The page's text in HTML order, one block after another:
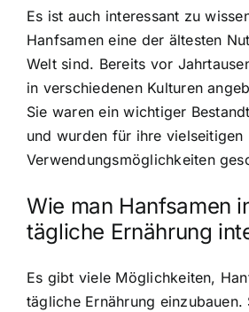
Es ist auch interessant zu
Hanfsamen eine der ältesten
Welt sind. Bereits vor
in verschiedenen Kulturen
Sie waren ein wichtiger
und wurden für ihre vielseitigen
Verwendungsmöglichkeiten
Wie man Hanfsamen
tägliche Ernährung
Es gibt viele Möglichkeiten,
tägliche Ernährung einzubauen.